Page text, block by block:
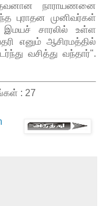
நாராயணனை
புராதன முனிவர்கள்
இமயச் சாரலில் உள்ள
எனும் ஆசிரமத்தில்
வசித்து வந்தார்".
: 27